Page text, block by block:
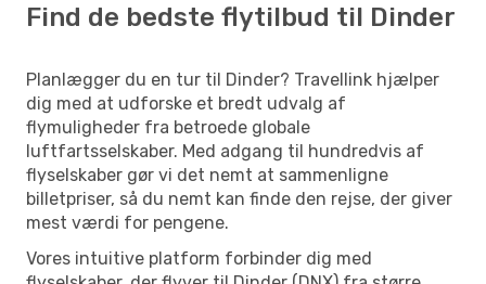
Find de bedste flytilbud til Dinder
Planlægger du en tur til Dinder? Travellink hjælper
dig med at udforske et bredt udvalg af
flymuligheder fra betroede globale
luftfartsselskaber. Med adgang til hundredvis af
flyselskaber gør vi det nemt at sammenligne
billetpriser, så du nemt kan finde den rejse, der giver
mest værdi for pengene.
Vores intuitive platform forbinder dig med